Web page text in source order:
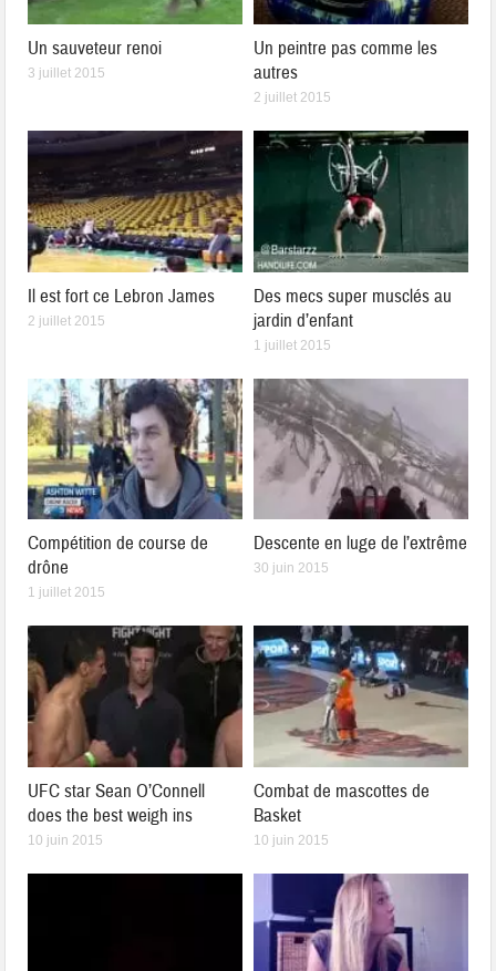
Un sauveteur renoi
3 juillet 2015
Un peintre pas comme les
autres
2 juillet 2015
Il est fort ce Lebron James
2 juillet 2015
Des mecs super musclés au
jardin d’enfant
1 juillet 2015
Compétition de course de
drône
1 juillet 2015
Descente en luge de l’extrême
30 juin 2015
UFC star Sean O’Connell
does the best weigh ins
10 juin 2015
Combat de mascottes de
Basket
10 juin 2015